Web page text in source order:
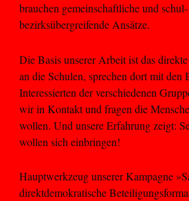
brauchen gemeinschaftliche und
bezirksübergreifende Ansätze.
Die Basis unserer Arbeit ist das
an die Schulen, sprechen dort mit den
Interessierten der verschiedenen
wir in Kontakt und fragen die
wollen. Und unsere Erfahrung zeigt:
wollen sich einbringen!
Hauptwerkzeug unserer Kampagne
direktdemokratische